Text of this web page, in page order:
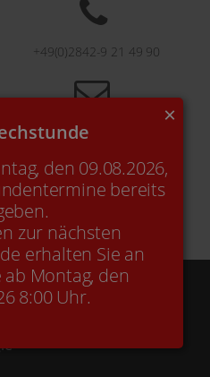
×
den 09.08.2026,
bereits
zur nächsten
erhalten Sie an
Montag, den
8:00 Uhr.
+49(0)2842-9 21 49 90
E-Mail